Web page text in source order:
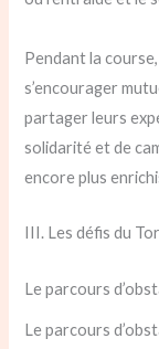
Pendant la
s’encourager
partager leurs
solidarité et de
encore plus
III. Les défis du
Le parcours
Le parcours